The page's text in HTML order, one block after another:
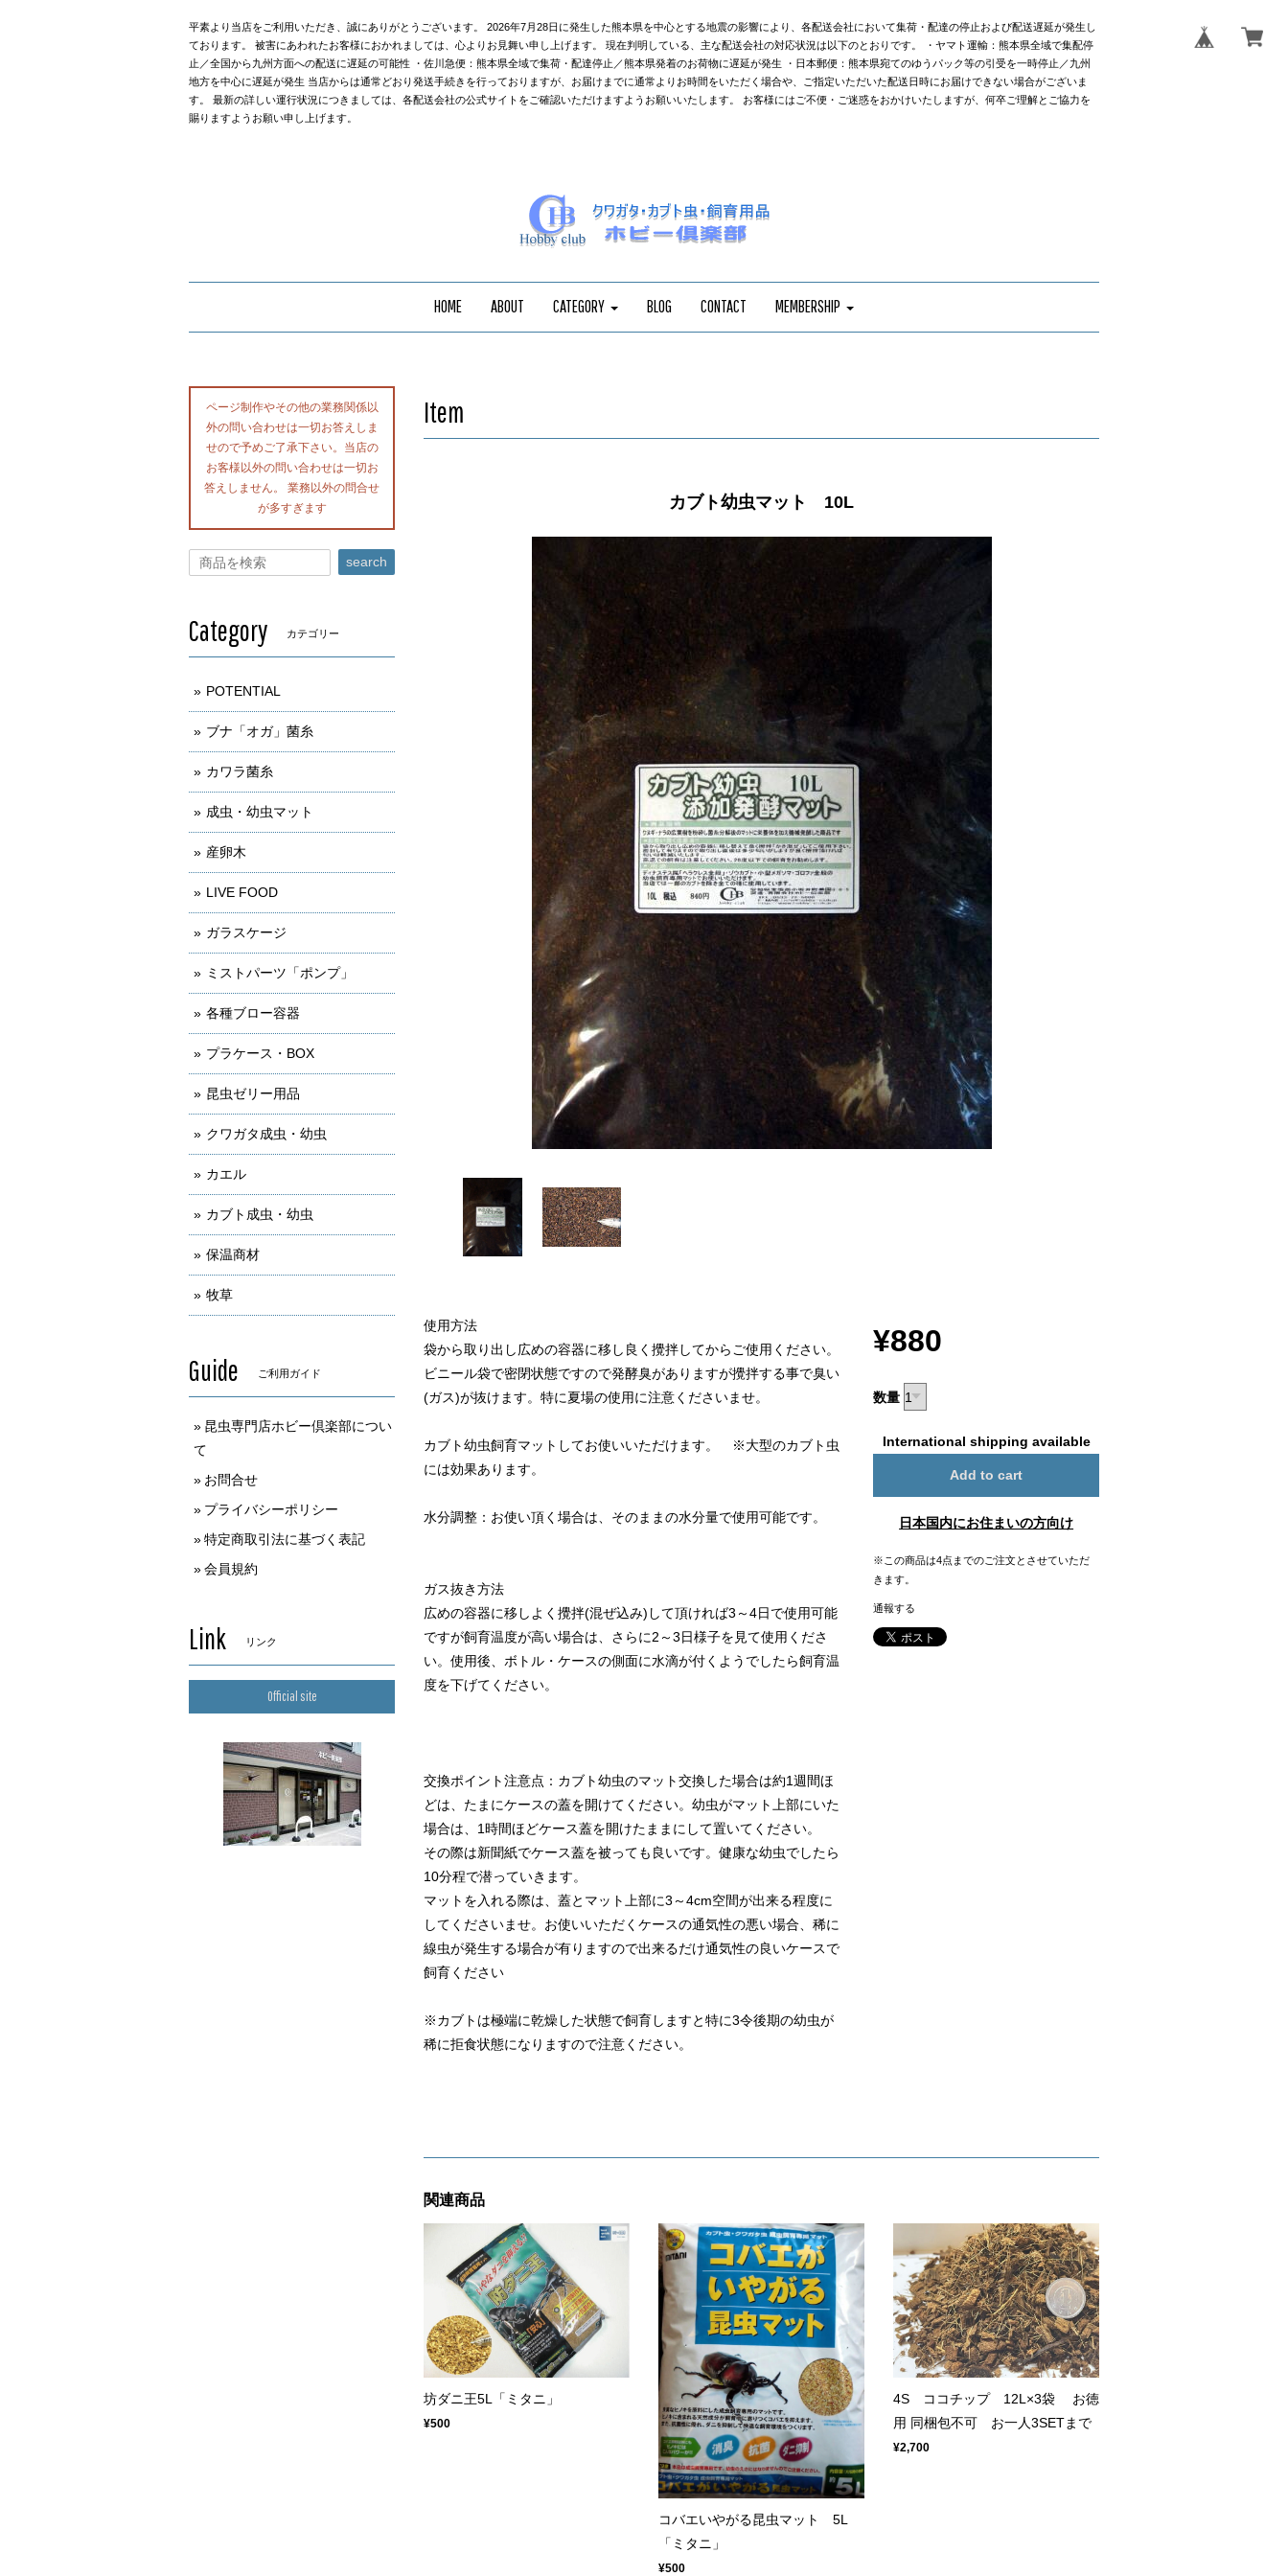
平素より当店をご利用いただき、誠にありがとうございます。 2026年7月28日に発生した熊本県を中心とする地震の影響により、各配送会社において集荷・配達の停止および配送遅延が発生し
ております。 被害にあわれたお客様におかれましては、心よりお見舞い申し上げます。 現在判明している、主な配送会社の対応状況は以下のとおりです。 ・ヤマト運輸：熊本県全域で集配停
止／全国から九州方面への配送に遅延の可能性 ・佐川急便：熊本県全域で集荷・配達停止／熊本県発着のお荷物に遅延が発生 ・日本郵便：熊本県宛てのゆうパック等の引受を一時停止／九州
地方を中心に遅延が発生 当店からは通常どおり発送手続きを行っておりますが、お届けまでに通常よりお時間をいただく場合や、ご指定いただいた配送日時にお届けできない場合がございま
す。 最新の詳しい運行状況につきましては、各配送会社の公式サイトをご確認いただけますようお願いいたします。 お客様にはご不便・ご迷惑をおかけいたしますが、何卒ご理解とご協力を
賜りますようお願い申し上げます。
HOME ABOUT CATEGORY BLOG CONTACT MEMBERSHIP
Item
カブト幼虫マット 10L
使用方法
袋から取り出し広めの容器に移し良く攪拌してからご使用ください。
ビニール袋で密閉状態ですので発酵臭がありますが攪拌する事で臭い
(ガス)が抜けます。特に夏場の使用に注意くださいませ。
カブト幼虫飼育マットしてお使いいただけます。 ※大型のカブト虫
には効果あります。
水分調整：お使い頂く場合は、そのままの水分量で使用可能です。
ガス抜き方法
広めの容器に移しよく攪拌(混ぜ込み)して頂ければ3～4日で使用可能
ですが飼育温度が高い場合は、さらに2～3日様子を見て使用くださ
い。使用後、ボトル・ケースの側面に水滴が付くようでしたら飼育温
度を下げてください。
交換ポイント注意点：カブト幼虫のマット交換した場合は約1週間ほ
どは、たまにケースの蓋を開けてください。幼虫がマット上部にいた
場合は、1時間ほどケース蓋を開けたままにして置いてください。
その際は新聞紙でケース蓋を被っても良いです。健康な幼虫でしたら
10分程で潜っていきます。
マットを入れる際は、蓋とマット上部に3～4cm空間が出来る程度に
してくださいませ。お使いいただくケースの通気性の悪い場合、稀に
線虫が発生する場合が有りますので出来るだけ通気性の良いケースで
飼育ください
※カブトは極端に乾燥した状態で飼育しますと特に3令後期の幼虫が
稀に拒食状態になりますので注意ください。
¥880
数量
International shipping available
Add to cart
日本国内にお住まいの方向け
※この商品は4点までのご注文とさせていただ
きます。
通報する
関連商品
坊ダニ王5L「ミタニ」
¥500
コバエいやがる昆虫マット 5L
「ミタニ」
¥500
4S ココチップ 12L×3袋 お徳
用 同梱包不可 お一人3SETまで
¥2,700
ページ制作やその他の業務関係以
外の問い合わせは一切お答えしま
せので予めご了承下さい。当店の
お客様以外の問い合わせは一切お
答えしません。 業務以外の問合せ
が多すぎます
search
Category カテゴリー
POTENTIAL
ブナ「オガ」菌糸
カワラ菌糸
成虫・幼虫マット
産卵木
LIVE FOOD
ガラスケージ
ミストパーツ「ポンプ」
各種ブロー容器
プラケース・BOX
昆虫ゼリー用品
クワガタ成虫・幼虫
カエル
カブト成虫・幼虫
保温商材
牧草
Guide ご利用ガイド
昆虫専門店ホビー倶楽部につい
て
お問合せ
プライバシーポリシー
特定商取引法に基づく表記
会員規約
Link リンク
Official site